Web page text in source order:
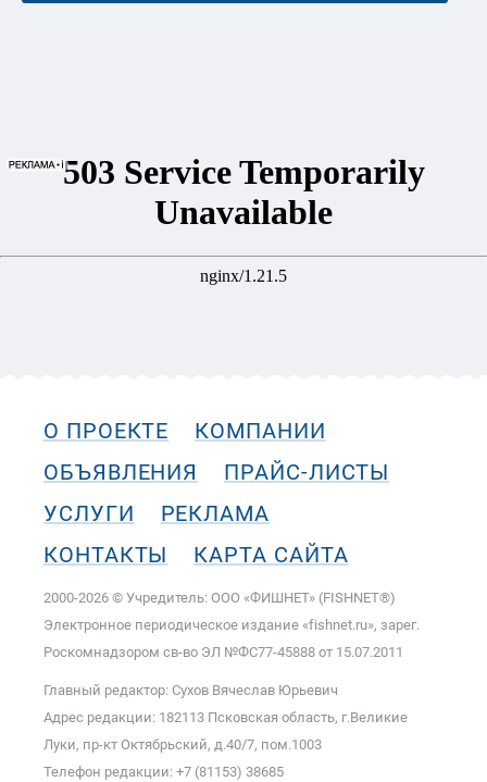
О ПРОЕКТЕ
КОМПАНИИ
ОБЪЯВЛЕНИЯ
ПРАЙС-ЛИСТЫ
УСЛУГИ
РЕКЛАМА
КОНТАКТЫ
КАРТА САЙТА
2000-2026 © Учредитель: ООО «ФИШНЕТ» (FISHNET®)
Электронное периодическое издание «fishnet.ru», зарег.
Роскомнадзором cв-во ЭЛ №ФС77-45888 от 15.07.2011
Главный редактор: Сухов Вячеслав Юрьевич
Адрес редакции: 182113 Псковская область, г.Великие
Луки, пр-кт Октябрьский, д.40/7, пом.1003
Телефон редакции: +7 (81153) 38685